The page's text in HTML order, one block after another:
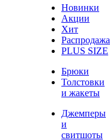
Новинки
Акции
Хит
Распродажа
PLUS SIZE
Брюки
Толстовки
и жакеты
Джемперы
и
свитшоты